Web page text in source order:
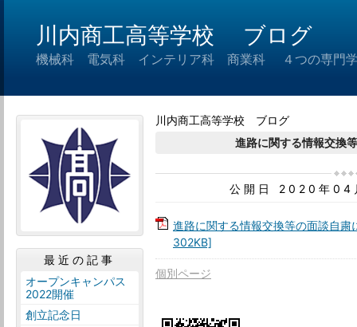
川内商工高等学校 ブログ
機械科 電気科 インテリア科 商業科 ４つの専門学
川内商工高等学校 ブログ
進路に関する情報交換
公開日 2020年04
進路に関する情報交換等の面談自
302KB]
個別ページ
最近の記事
オープンキャンパス
2022開催
創立記念日